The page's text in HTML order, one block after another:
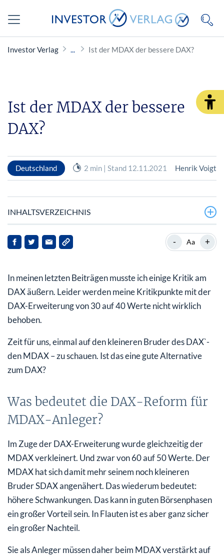
Investor Verlag Ist der MDAX der bessere DAX?
Ist der MDAX der bessere
DAX?
Deutschland 2 min | Stand 12.11.2021 Henrik Voigt
INHALTSVERZEICHNIS
Was bedeutet die DAX-Reform für MDAX-Anleger?
So sieht die optimale Anlage-Strategie aus!
- Aa +
In meinen letzten Beiträgen musste ich einige Kritik am
DAX äußern. Leider werden meine Kritikpunkte mit der
DAX-Erweiterung von 30 auf 40 Werte nicht wirklich
behoben.
Zeit für uns, einmal auf den kleineren Bruder des DAX`-
den MDAX – zu schauen. Ist das eine gute Alternative
zum DAX?
Was bedeutet die DAX-Reform für
MDAX-Anleger?
Im Zuge der DAX-Erweiterung wurde gleichzeitig der
MDAX verkleinert. Und zwar von 60 auf 50 Werte. Der
MDAX hat sich damit mehr seinem noch kleineren
Bruder SDAX angenähert. Das wiederum bedeutet:
höhere Schwankungen. Das kann in guten Börsenphasen
ein großer Vorteil sein. In Flauten ist es aber ganz sicher
ein großer Nachteil.
Sie als Anleger müssen daher beim MDAX verstärkt auf